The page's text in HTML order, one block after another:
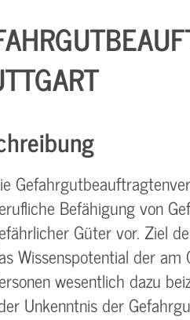
Befähigung von
Güter vor. Ziel
Wissenspotential der
wesentlich dazu
Unkenntnis der